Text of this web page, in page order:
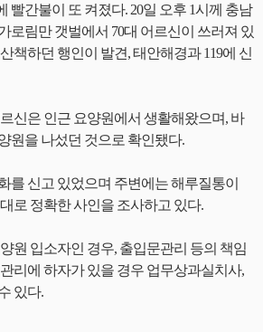
빨간불이 또 켜졌다. 20일 오후 1시께 충남
로림만 갯벌에서 70대 어르신이 쓰러져 있
책하던 행인이 발견, 태안해경과 119에 신
신은 인근 요양원에서 생활해왔으며, 바
원을 나섰던 것으로 확인됐다.
를 신고 있었으며 주변에는 해루질통이
로 정확한 사인을 조사하고 있다.
원 입소자인 경우, 출입문관리 등의 책임
리에 하자가 있을 경우 업무상과실치사,
있다.